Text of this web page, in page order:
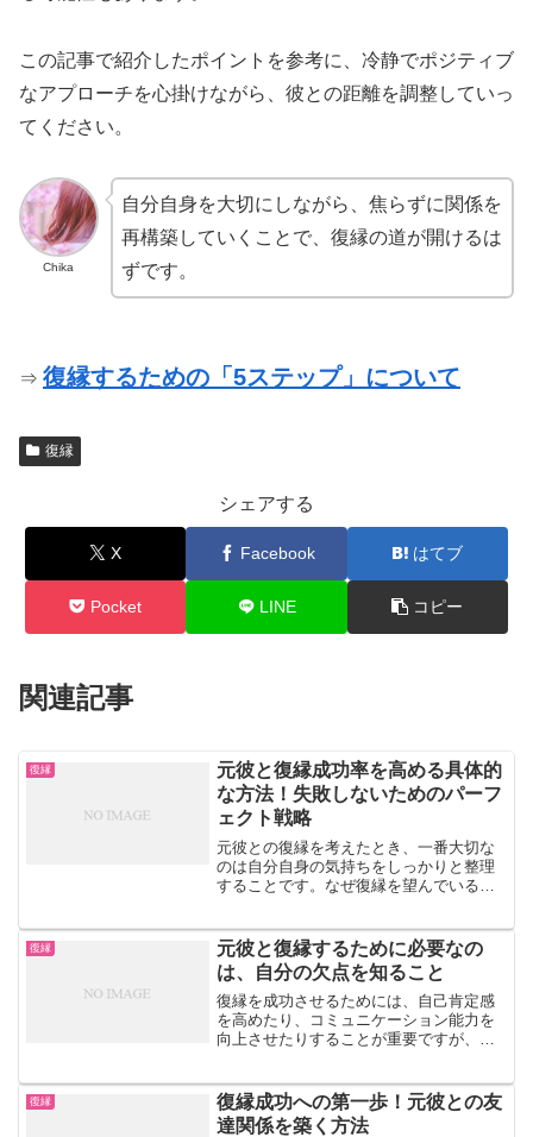
この記事で紹介したポイントを参考に、冷静でポジティブ
なアプローチを心掛けながら、彼との距離を調整していっ
てください。
Chika
自分自身を大切にしながら、焦らずに関係を
再構築していくことで、復縁の道が開けるは
ずです。
⇒ 復縁するための「5ステップ」について
復縁
シェアする
X Facebook はてブ
Pocket LINE コピー
関連記事
復縁
元彼と復縁成功率を高める具体的
な方法！失敗しないためのパーフ
ェクト戦略
元彼との復縁を考えたとき、一番大切な
のは自分自身の気持ちをしっかりと整理
することです。なぜ復縁を望んでいるの
縁を望む理由が、「寂しいから」という
感情的なものではなく、「...
復縁
元彼と復縁するために必要なの
は、自分の欠点を知ること
復縁を成功させるためには、自己肯定感
を高めたり、コミュニケーション能力を
向上させたりすることが重要ですが、自
欠点を知り、改善していけばよいのでし
ょうか。その方法を詳しく...
復縁
復縁成功への第一歩！元彼との友
達関係を築く方法